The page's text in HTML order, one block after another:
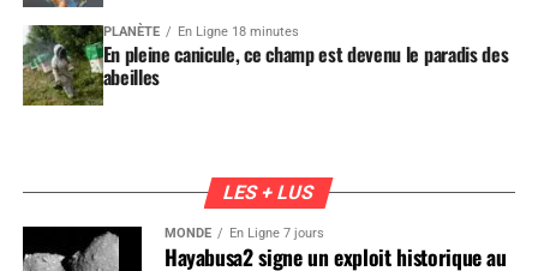
PLANÈTE En Ligne 18 minutes
En pleine canicule, ce champ est devenu le paradis des
abeilles
LES + LUS
MONDE En Ligne 7 jours
Hayabusa2 signe un exploit historique au